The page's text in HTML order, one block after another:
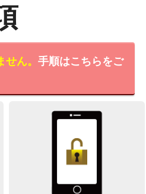
ん。 手順はこちらをご